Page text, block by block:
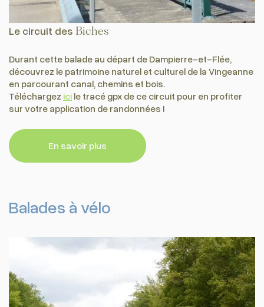
Le circuit des Biches
Durant cette balade au départ de Dampierre-et-Flée,
découvrez le patrimoine naturel et culturel de la Vingeanne
en parcourant canal, chemins et bois.
Téléchargez ici le tracé gpx de ce circuit pour en profiter
sur votre application de randonnées !
En savoir plus
Balades à vélo